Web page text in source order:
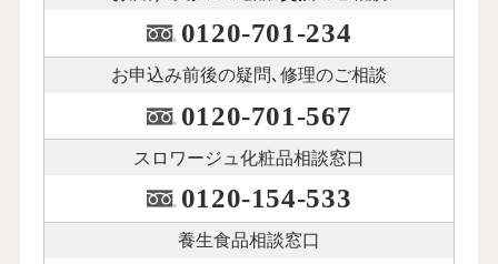
0120-701-234
お申込み前後の疑問､修理のご相談
0120-701-567
スロワージュ化粧品相談窓口
0120-154-533
養生食品相談窓口